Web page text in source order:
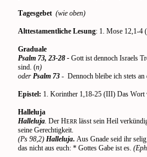
Tagesgebet (wie oben)
Alttestamentliche Lesung: 1. Mose 12,1-4
Graduale
Psalm 73, 23-28 - Gott ist dennoch Israels
sind. (n)
oder Psalm 73 - Dennoch bleibe ich stets an
Epistel: 1. Korinther 1,18-25 (III) Das Wort
Halleluja
Halleluja. Der HERR lässt sein Heil
seine Gerechtigkeit.
(Ps 98,2) Halleluja. Aus Gnade seid ihr
das nicht aus euch: * Gottes Gabe ist es.